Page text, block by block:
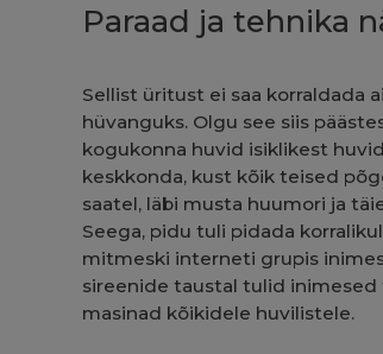
Paraad ja tehnika
Sellist üritust ei saa korraldada
hüvanguks. Olgu see siis
kogukonna huvid isiklikest
keskkonda, kust kõik teised
saatel, läbi musta huumori ja
Seega, pidu tuli pidada
mitmeski interneti grupis
sireenide taustal tulid inimesed
masinad kõikidele huvilistele.